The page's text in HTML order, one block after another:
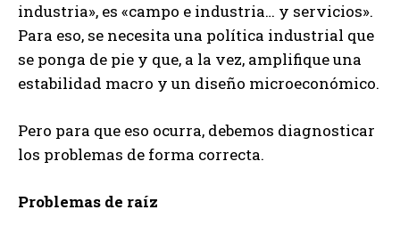
industria», es «campo e industria… y servicios».
Para eso, se necesita una política industrial que
se ponga de pie y que, a la vez, amplifique una
estabilidad macro y un diseño microeconómico.
Pero para que eso ocurra, debemos diagnosticar
los problemas de forma correcta.
Problemas de raíz